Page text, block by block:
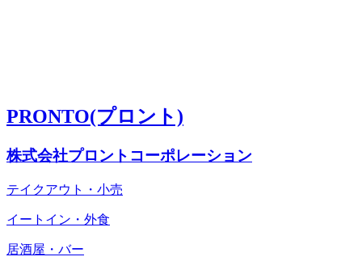
PRONTO(プロント)
株式会社プロントコーポレーション
テイクアウト・小売
イートイン・外食
居酒屋・バー